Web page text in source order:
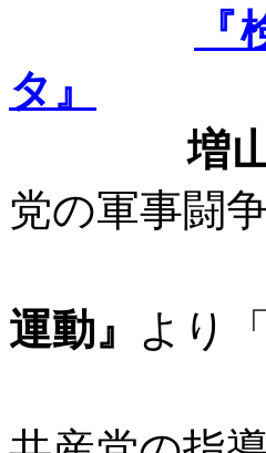
タ』
増
党の軍事闘争
運動』
より